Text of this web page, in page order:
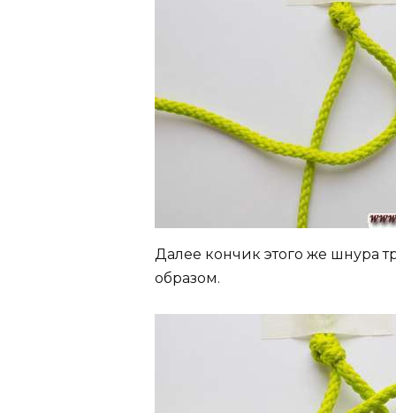
Далее кончик этого же шнура
образом.